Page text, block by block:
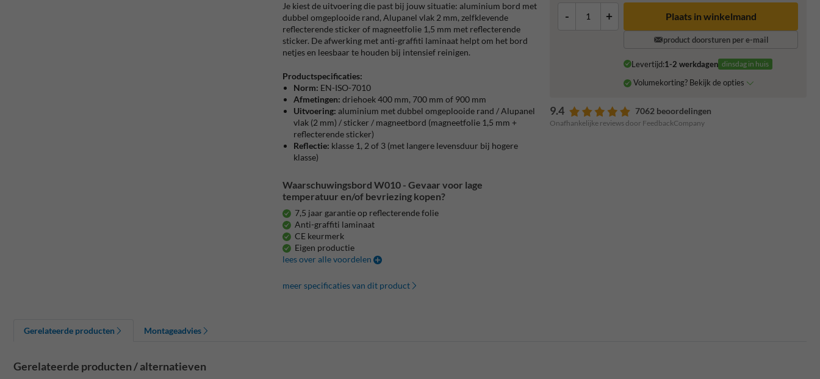
- + Plaats in winkelmand
product doorsturen per e-mail
Levertijd:1-2 werkdagen dinsdag in huis
Volumekorting? Bekijk de opties
9.4 7062 beoordelingen
Onafhankelijke reviews door FeedbackCompany
Je kiest de uitvoering die past bij jouw situatie: aluminium bord met
dubbel omgeplooide rand, Alupanel vlak 2 mm, zelfklevende
reflecterende sticker of magneetfolie 1,5 mm met reflecterende
sticker. De afwerking met anti-graffiti laminaat helpt om het bord
netjes en leesbaar te houden bij intensief reinigen.
Productspecificaties:
Norm: EN-ISO-7010
Afmetingen: driehoek 400 mm, 700 mm of 900 mm
Uitvoering: aluminium met dubbel omgeplooide rand / Alupanel
vlak (2 mm) / sticker / magneetbord (magneetfolie 1,5 mm +
reflecterende sticker)
Reflectie: klasse 1, 2 of 3 (met langere levensduur bij hogere
klasse)
Waarschuwingsbord W010 - Gevaar voor lage
temperatuur en/of bevriezing kopen?
7,5 jaar garantie op reflecterende folie
Anti-graffiti laminaat
CE keurmerk
Eigen productie
lees over alle voordelen
meer specificaties van dit product
Gerelateerde producten Montageadvies
Gerelateerde producten / alternatieven